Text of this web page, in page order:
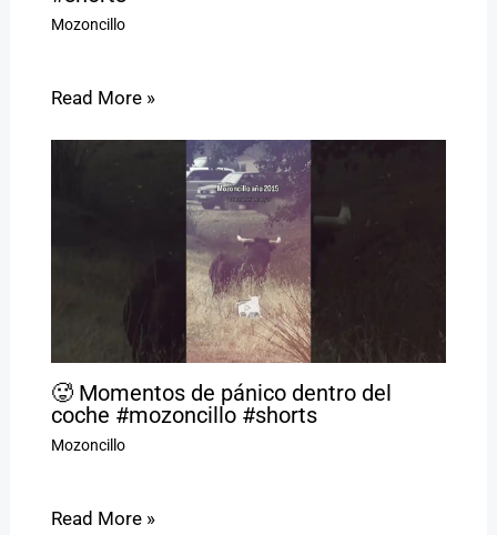
Mozoncillo
Read More »
🥵 Momentos de pánico dentro del
coche #mozoncillo #shorts
Mozoncillo
Read More »